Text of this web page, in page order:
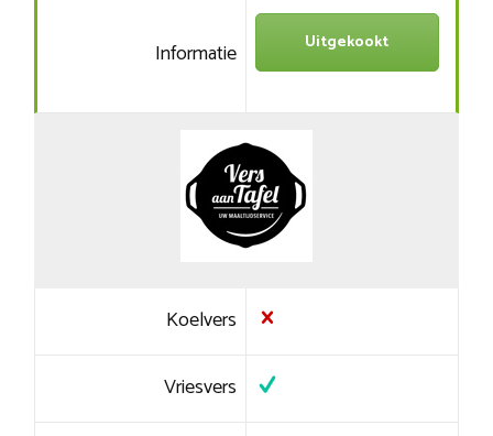
Informatie Uitgekookt
Koelvers
Vriesvers